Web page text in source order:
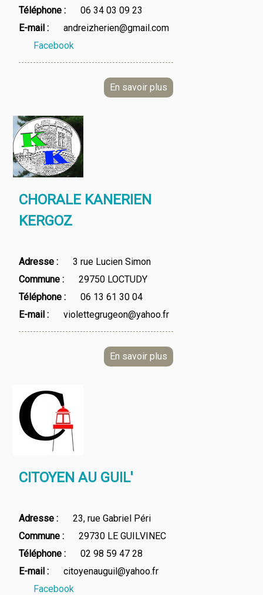
Téléphone
06 34 03 09 23
E-mail
andreizherien@gmail.com
Facebook
CHORALE KANERIEN
KERGOZ
Adresse
3 rue Lucien Simon
Commune
29750 LOCTUDY
Téléphone
06 13 61 30 04
E-mail
violettegrugeon@yahoo.fr
CITOYEN AU GUIL'
Adresse
23, rue Gabriel Péri
Commune
29730 LE GUILVINEC
Téléphone
02 98 59 47 28
E-mail
citoyenauguil@yahoo.fr
Facebook